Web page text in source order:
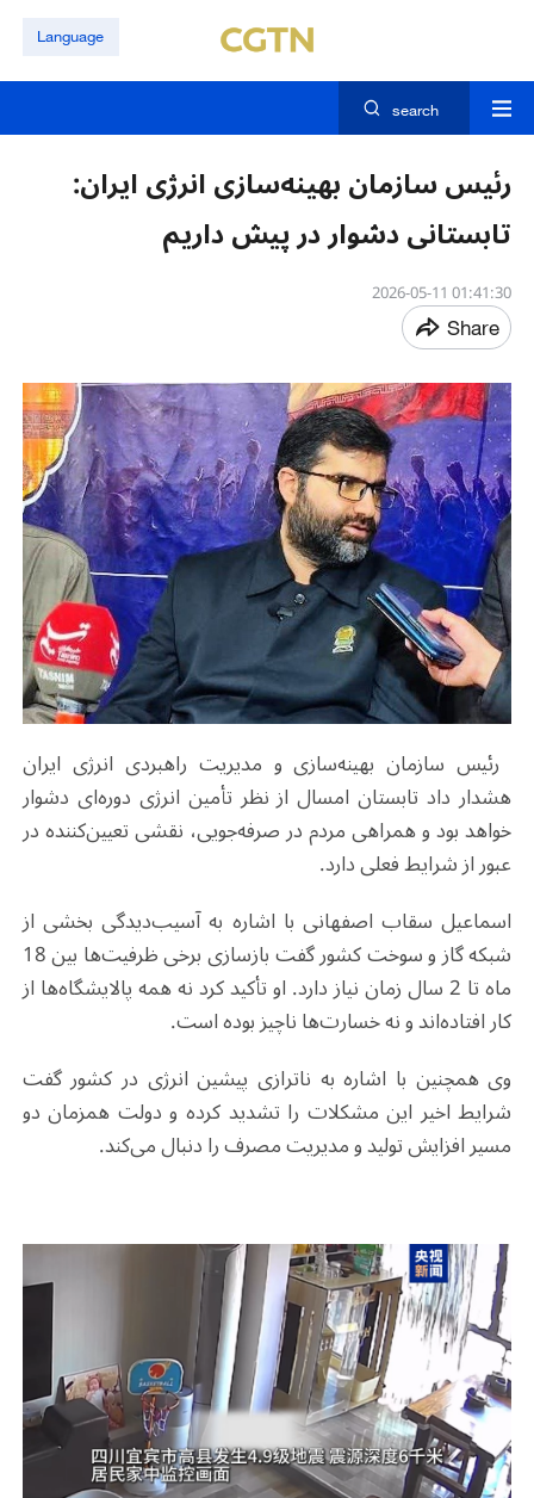
Language
search
رئیس سازمان بهینه‌سازی انرژی ایران:
تابستانی دشوار در پیش داریم
01:41:30 2026-05-11
Share
رئیس سازمان بهینه‌سازی و مدیریت راهبردی انرژی ایران
هشدار داد تابستان امسال از نظر تأمین انرژی دوره‌ای دشوار
خواهد بود و همراهی مردم در صرفه‌جویی، نقشی تعیین‌کننده در
عبور از شرایط فعلی دارد.
اسماعیل سقاب اصفهانی با اشاره به آسیب‌دیدگی بخشی از
شبکه گاز و سوخت کشور گفت بازسازی برخی ظرفیت‌ها بین 18
ماه تا 2 سال زمان نیاز دارد. او تأکید کرد نه همه پالایشگاه‌ها از
کار افتاده‌اند و نه خسارت‌ها ناچیز بوده است.
وی همچنین با اشاره به ناترازی پیشین انرژی در کشور گفت
شرایط اخیر این مشکلات را تشدید کرده و دولت همزمان دو
مسیر افزایش تولید و مدیریت مصرف را دنبال می‌کند.